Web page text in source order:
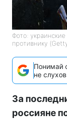
Фото:
противнику
Понимай
не
За
россияне